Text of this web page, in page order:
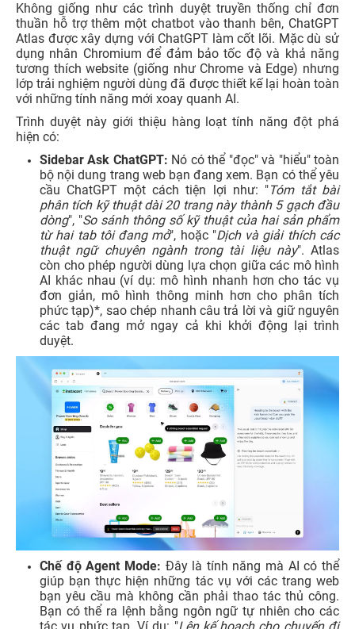
Không giống như các trình duyệt truyền thống chỉ đơn
thuần hỗ trợ thêm một chatbot vào thanh bên, ChatGPT
Atlas được xây dựng với ChatGPT làm cốt lõi. Mặc dù sử
dụng nhân Chromium để đảm bảo tốc độ và khả năng
tương thích website (giống như Chrome và Edge) nhưng
lớp trải nghiệm người dùng đã được thiết kế lại hoàn toàn
với những tính năng mới xoay quanh AI.
Trình duyệt này giới thiệu hàng loạt tính năng đột phá
hiện có:
Sidebar Ask ChatGPT: Nó có thể "đọc" và "hiểu" toàn
bộ nội dung trang web bạn đang xem. Bạn có thể yêu
cầu ChatGPT một cách tiện lợi như: "Tóm tắt bài
phân tích kỹ thuật dài 20 trang này thành 5 gạch đầu
dòng", "So sánh thông số kỹ thuật của hai sản phẩm
từ hai tab tôi đang mở", hoặc "Dịch và giải thích các
thuật ngữ chuyên ngành trong tài liệu này". Atlas
còn cho phép người dùng lựa chọn giữa các mô hình
AI khác nhau (ví dụ: mô hình nhanh hơn cho tác vụ
đơn giản, mô hình thông minh hơn cho phân tích
phức tạp)*, sao chép nhanh câu trả lời và giữ nguyên
các tab đang mở ngay cả khi khởi động lại trình
duyệt.
Chế độ Agent Mode: Đây là tính năng mà AI có thể
giúp bạn thực hiện những tác vụ với các trang web
bạn yêu cầu mà không cần phải thao tác thủ công.
Bạn có thể ra lệnh bằng ngôn ngữ tự nhiên cho các